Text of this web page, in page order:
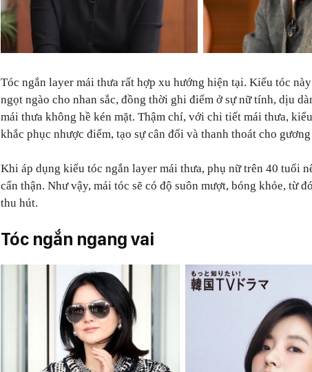
Tóc ngắn layer mái thưa rất hợp xu hướng hiện tại. Kiểu tóc
ngọt ngào cho nhan sắc, đồng thời ghi điểm ở sự nữ tính, dịu
mái thưa không hề kén mặt. Thậm chí, với chi tiết mái thưa,
khắc phục nhược điểm, tạo sự cân đối và thanh thoát cho gương
Khi áp dụng kiểu tóc ngắn layer mái thưa, phụ nữ trên 40 tuổi
cẩn thận. Như vậy, mái tóc sẽ có độ suôn mượt, bóng khỏe, từ
thu hút.
Tóc ngắn ngang vai